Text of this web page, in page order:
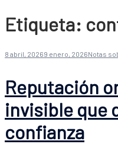
Etiqueta:
8 abril, 20269 enero, 2026Notas
Reputación
invisible que
confianza